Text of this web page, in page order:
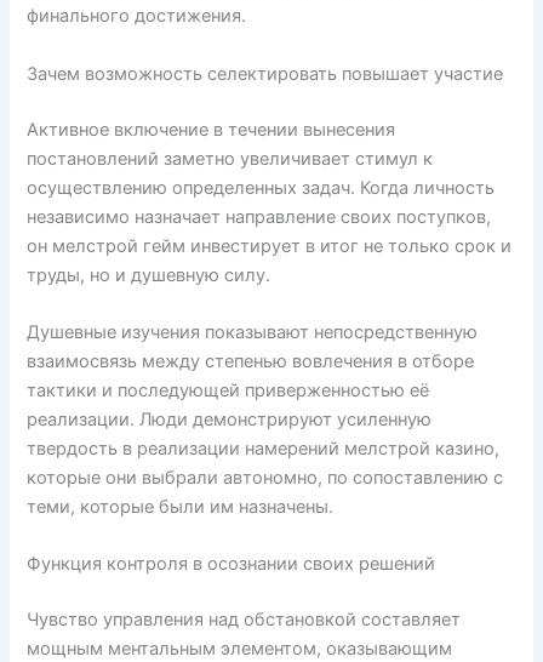
финального достижения.
Зачем возможность селектировать повышает участие
Активное включение в течении вынесения
постановлений заметно увеличивает стимул к
осуществлению определенных задач. Когда личность
независимо назначает направление своих поступков,
он мелстрой гейм инвестирует в итог не только срок и
труды, но и душевную силу.
Душевные изучения показывают непосредственную
взаимосвязь между степенью вовлечения в отборе
тактики и последующей приверженностью её
реализации. Люди демонстрируют усиленную
твердость в реализации намерений мелстрой казино,
которые они выбрали автономно, по сопоставлению с
теми, которые были им назначены.
Функция контроля в осознании своих решений
Чувство управления над обстановкой составляет
мощным ментальным элементом, оказывающим